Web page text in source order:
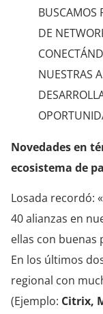
BUSCAMOS
DE
NUESTRAS
Novedades en
ecosistema de
Losada recordó:
40 alianzas en
ellas con buenas
En los últimos
regional con
(Ejemplo: Citrix,